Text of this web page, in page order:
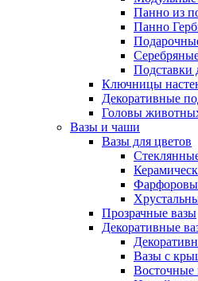
Панно из
Панно
Подставки
Ключницы
Декоративные
Головы
Вазы и чаши
Вазы для цветов
Прозрачные вазы
Декоративные
Вазы с
Восточные